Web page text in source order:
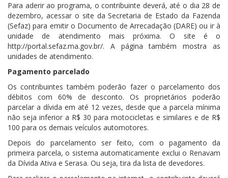
Para aderir ao programa, o contribuinte deverá, até o dia 28 de
dezembro, acessar o site da Secretaria de Estado da Fazenda
(Sefaz) para emitir o Documento de Arrecadação (DARE) ou ir à
unidade de atendimento mais próxima. O site é o
http://portal.sefaz.ma.gov.br/. A página também mostra as
unidades de atendimento.
Pagamento parcelado
Os contribuintes também poderão fazer o parcelamento dos
débitos com 60% de desconto. Os proprietários poderão
parcelar a dívida em até 12 vezes, desde que a parcela mínima
não seja inferior a R$ 30 para motocicletas e similares e de R$
100 para os demais veículos automotores.
Depois do parcelamento ser feito, com o pagamento da
primeira parcela, o sistema automaticamente exclui o Renavam
da Dívida Ativa e Serasa. Ou seja, tira da lista de devedores.